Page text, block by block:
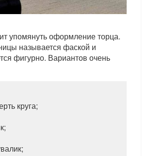
упомянуть оформление торца.
называется фаской и
фигурно. Вариантов очень
круга;